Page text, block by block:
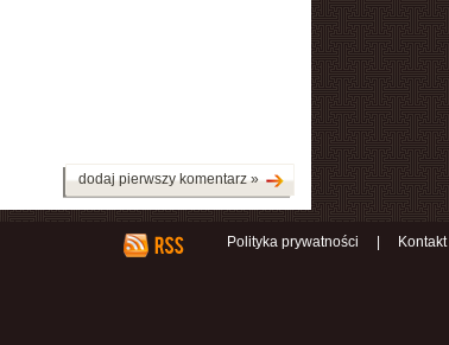
dodaj pierwszy komentarz »
Polityka prywatności Kontakt